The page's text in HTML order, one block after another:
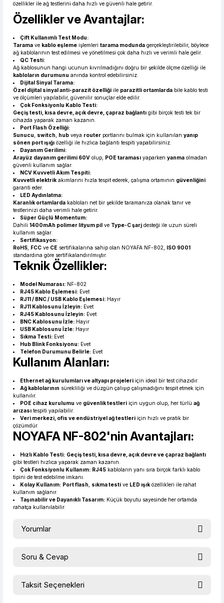
özellikler ile ağ testlerini daha hızlı ve güvenli hale getirir.
Özellikler ve Avantajlar:
Çift Kullanımlı Test Modu:
Tarama ve kablo eşleme işlemleri tarama modunda gerçekleştirilebilir, böylece
ağ kablolarının test edilmesi ve yönetilmesi çok daha hızlı ve verimli hale gelir.
QC Testi:
Ağ kablosunun hangi ucunun kıvrılmadığını doğru bir şekilde ölçme özelliği ile
kabloların durumunu anında kontrol edebilirsiniz.
Dijital Sinyal Tarama:
Özel dijital sinyal anti-parazit özelliği ile parazitli ortamlarda bile kablo testi
ve ölçümleri yapılabilir, güvenilir sonuçlar elde edilir.
Çok Fonksiyonlu Kablo Testi:
Geçiş testi, kısa devre, açık devre, çapraz bağlantı gibi birçok testi tek bir
cihazda yaparak zaman kazanın.
Port Flash Özelliği:
Sunucu
switch hub veya router portlarını bulmak için kullanılan yanıp
sönen port ışığı özelliği ile hızlıca bağlantı tespiti yapabilirsiniz.
Dayanım Gerilimi:
Arayüz dayanım gerilimi 60V olup, POE taraması yaparken yanma olmadan
güvenli kullanım sağlar.
NCV Kuvvetli Akım Tespiti:
Kuvvetli elektrik akımlarını hızla tespit ederek, çalışma ortamının güvenliğini
garanti eder.
LED Aydınlatma:
Karanlık ortamlarda kabloları net bir şekilde taramanıza olanak tanır ve
testlerinizi daha verimli hale getirir.
Süper Güçlü Momentum:
Dahili 1400mAh polimer lityum pil ve Type-C şarj desteği ile uzun süreli
kullanım sağlar.
Sertifikasyon:
RoHS FCC ve CE sertifikalarına sahip olan NOYAFA NF-802, ISO 9001
standardına göre sertifikalandırılmıştır.
Teknik Özellikler:
Model Numarası: NF-802
RJ45 Kablo Eşlemesi: Evet
RJ11 / BNC / USB Kablo Eşlemesi: Hayır
RJ11 Kablosunu İzleyin: Evet
RJ45 Kablosunu İzleyin: Evet
BNC Kablosunu İzle: Hayır
USB Kablosunu İzle: Hayır
Sıkma Testi: Evet
Hub Blink Fonksiyonu: Evet
Telefon Durumunu Belirle: Evet
Kullanım Alanları:
Ethernet ağ kurulumları ve altyapı projeleri için ideal bir test cihazıdır.
Ağ kablolarının sürekliliği ve düzgün çalışıp çalışmadığını tespit etmek için
kullanılır.
POE cihaz kurulumu ve güvenlik testleri için uygun olup, her türlüağ
arızası tespiti yapılabilir.
Veri merkezi, ofis ve endüstriyel ağ testleri için hızlı ve pratik bir
çözümdür.
NOYAFA NF-802'nin Avantajları:
Hızlı Kablo Testi: Geçiş testi, kısa devre, açık devre ve çapraz bağlantı
gibi testleri hızlıca yaparak zaman kazanın.
Çok Fonksiyonlu Kullanım: RJ45 kabloların yanı sıra birçok farklı kablo
tipini de test edebilme imkanı.
Kolay Kullanım: Port flash sıkma testi ve LED ışık özellikleri ile rahat
kullanım sağlanır.
Taşınabilir ve Dayanıklı Tasarım: Küçük boyutu sayesinde her ortamda
rahatça kullanılabilir.
Yorumlar
Soru & Cevap
Taksit Seçenekleri